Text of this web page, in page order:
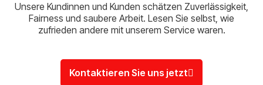
Unsere Kundinnen und Kunden schätzen Zuverlässigkeit,
Fairness und saubere Arbeit. Lesen Sie selbst, wie
zufrieden andere mit unserem Service waren.
Kontaktieren Sie uns jetzt